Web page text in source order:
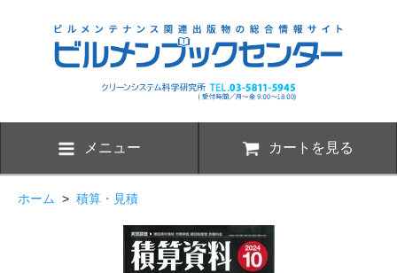
メニュー カートを見る
ホーム > 積算・見積